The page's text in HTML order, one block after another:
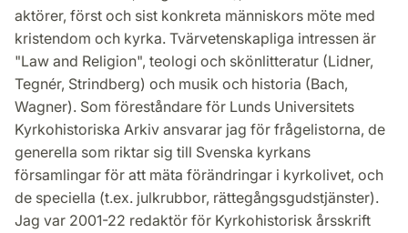
aktörer, först och sist konkreta människors möte med
kristendom och kyrka. Tvärvetenskapliga intressen är
"Law and Religion", teologi och skönlitteratur (Lidner,
Tegnér, Strindberg) och musik och historia (Bach,
Wagner). Som föreståndare för Lunds Universitets
Kyrkohistoriska Arkiv ansvarar jag för frågelistorna, de
generella som riktar sig till Svenska kyrkans
församlingar för att mäta förändringar i kyrkolivet, och
de speciella (t.ex. julkrubbor, rättegångsgudstjänster).
Jag var 2001-22 redaktör för Kyrkohistorisk årsskrift